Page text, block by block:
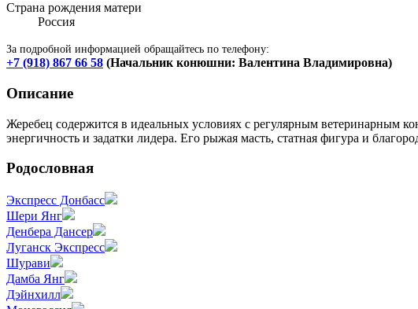
Страна рождения матери
Россия
За подробной информацией обращайтесь по телефону:
+7 (918) 867 66 58 (Начальник конюшни: Валентина Владимировна)
Описание
Жеребец содержится в идеальных условиях с регулярным ветеринарным
энергичность и задатки лидера. Его рыжая масть, статная фигура и
Родословная
Экспресс Донбасс
Шери Янг
Денбера Дансер
Луганск Экспресс
Шурави
Дамба Янг
Дэйнхилл